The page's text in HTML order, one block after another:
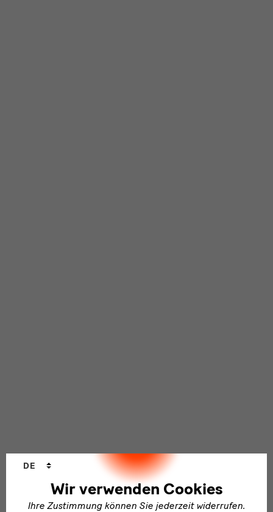
Wir verwenden Cookies
Ihre Zustimmung können Sie jederzeit widerrufen.
DE